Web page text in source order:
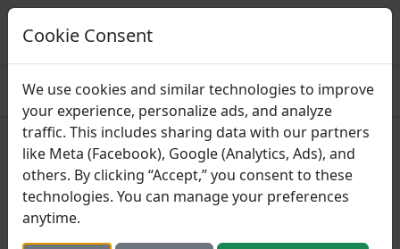
Prospre: planejador de refeições
Planos de refeições baseados em macros
Vegetais Baixos em Calorias
Para Perda de Peso
23 de outubro de 2023 (Atualizada: 2 de agosto de 2025)
Cookie Consent
We use cookies and similar technologies to improve
your experience, personalize ads, and analyze
traffic. This includes sharing data with our partners
like Meta (Facebook), Google (Analytics, Ads), and
others. By clicking “Accept,” you consent to these
technologies. You can manage your preferences
anytime.